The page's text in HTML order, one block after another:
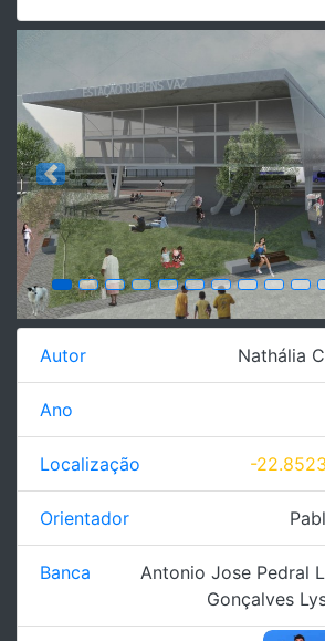
Previous
Autor Nathália
Ano
Localização -
Orientador
Banca Antonio Jose Pedral
Gonçalves